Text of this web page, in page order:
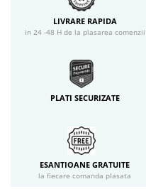
LIVRARE RAPIDA
in 24 -48 H de la plasarea comenzii
PLATI SECURIZATE
ESANTIOANE GRATUITE
la fiecare comanda plasata